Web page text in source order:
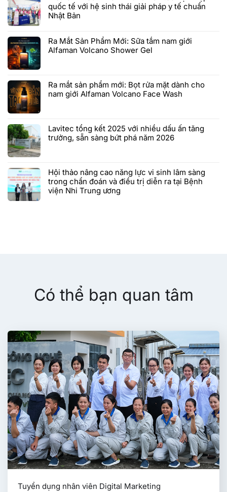
quốc tế với hệ sinh thái giải pháp y tế chuẩn
Nhật Bản
Ra Mắt Sản Phẩm Mới: Sữa tắm nam giới
Alfaman Volcano Shower Gel
Ra mắt sản phẩm mới: Bọt rửa mặt dành cho
nam giới Alfaman Volcano Face Wash
Lavitec tổng kết 2025 với nhiều dấu ấn tăng
trưởng, sẵn sàng bứt phá năm 2026
Hội thảo nâng cao năng lực vi sinh lâm sàng
trong chẩn đoán và điều trị diễn ra tại Bệnh
viện Nhi Trung ương
Có thể bạn quan tâm
Tuyển dụng nhân viên Digital Marketing